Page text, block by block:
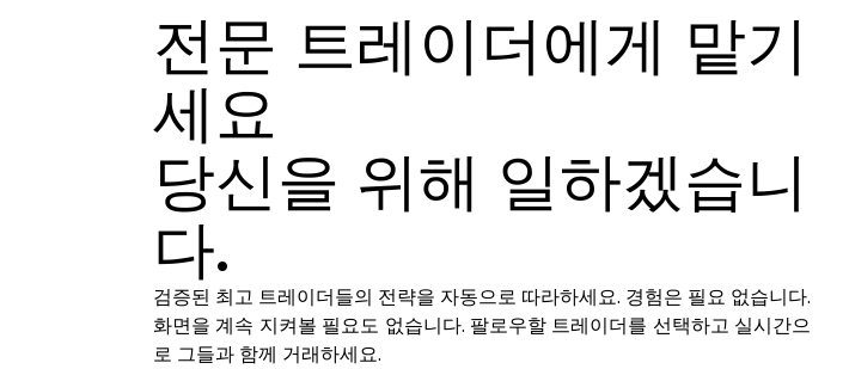
전문 트레이더에게 맡기
세요
당신을 위해 일하겠습니
다.
검증된 최고 트레이더들의 전략을 자동으로 따라하세요. 경험은 필요 없습니다.
화면을 계속 지켜볼 필요도 없습니다. 팔로우할 트레이더를 선택하고 실시간으
로 그들과 함께 거래하세요.